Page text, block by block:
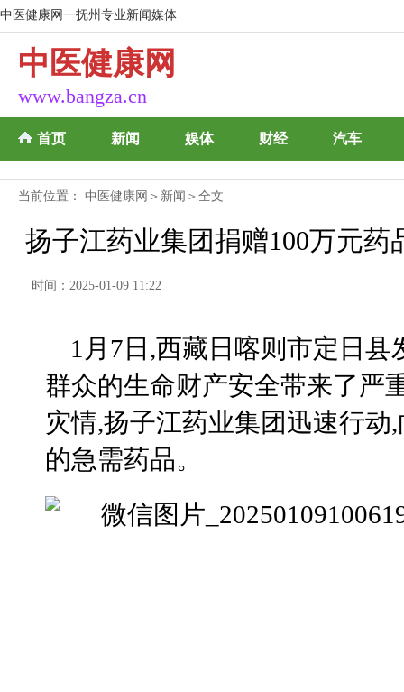
中医健康网一抚州专业新闻媒体
中医健康网
www.bangza.cn
首页 新闻 娱体 财经 汽车
当前位置： 中医健康网 ＞ 新闻 ＞全文
扬子江药业集团捐赠100万元
时间：2025-01-09 11:22
1月7日,西藏日喀则市定日县
群众的生命财产安全带来了严
灾情,扬子江药业集团迅速行动
的急需药品。